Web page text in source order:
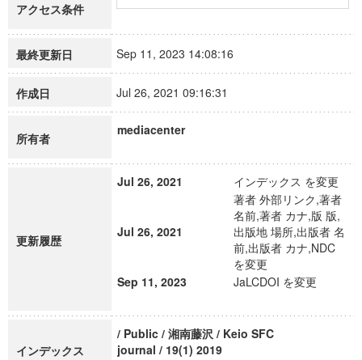
アクセス条件
最終更新日 Sep 11, 2023 14:08:16
作成日 Jul 26, 2021 09:16:31
所有者
mediacenter
更新履歴
Jul 26, 2021 インデックス を変更
Jul 26, 2021
著者 外部リンク,著者
名前,著者 カナ,版 版,
出版地 場所,出版者 名
前,出版者 カナ,NDC
を変更
Sep 11, 2023
JaLCDOI を変更
インデックス
/ Public / 湘南藤沢 / Keio SFC
journal / 19(1) 2019